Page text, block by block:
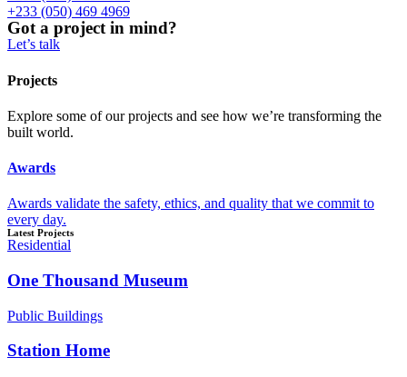
+233 (050) 469 4969
Got a project in mind?
Let’s talk
Projects
Explore some of our projects and see how we’re transforming the
built world.
Awards
Awards validate the safety, ethics, and quality that we commit to
every day.
Latest Projects
Residential
One Thousand Museum
Public Buildings
Station Home